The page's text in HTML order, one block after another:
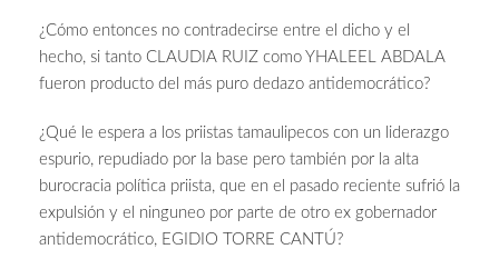
¿Cómo entonces no contradecirse entre el dicho y el
hecho, si tanto CLAUDIA RUIZ como YHALEEL ABDALA
fueron producto del más puro dedazo antidemocrático?
¿Qué le espera a los priistas tamaulipecos con un liderazgo
espurio, repudiado por la base pero también por la alta
burocracia política priista, que en el pasado reciente sufrió la
expulsión y el ninguneo por parte de otro ex gobernador
antidemocrático, EGIDIO TORRE CANTÚ?